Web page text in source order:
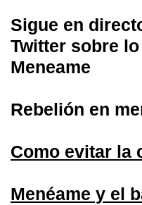
Sigue en
Twitter sobre
Meneame
Rebelión en
Como evitar la
Menéame y el